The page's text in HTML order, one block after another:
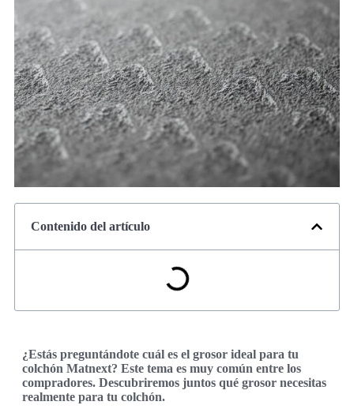
Contenido del artículo
¿Estás preguntándote cuál es el grosor ideal para tu
colchón Matnext? Este tema es muy común entre los
compradores. Descubriremos juntos qué grosor necesitas
realmente para tu colchón.